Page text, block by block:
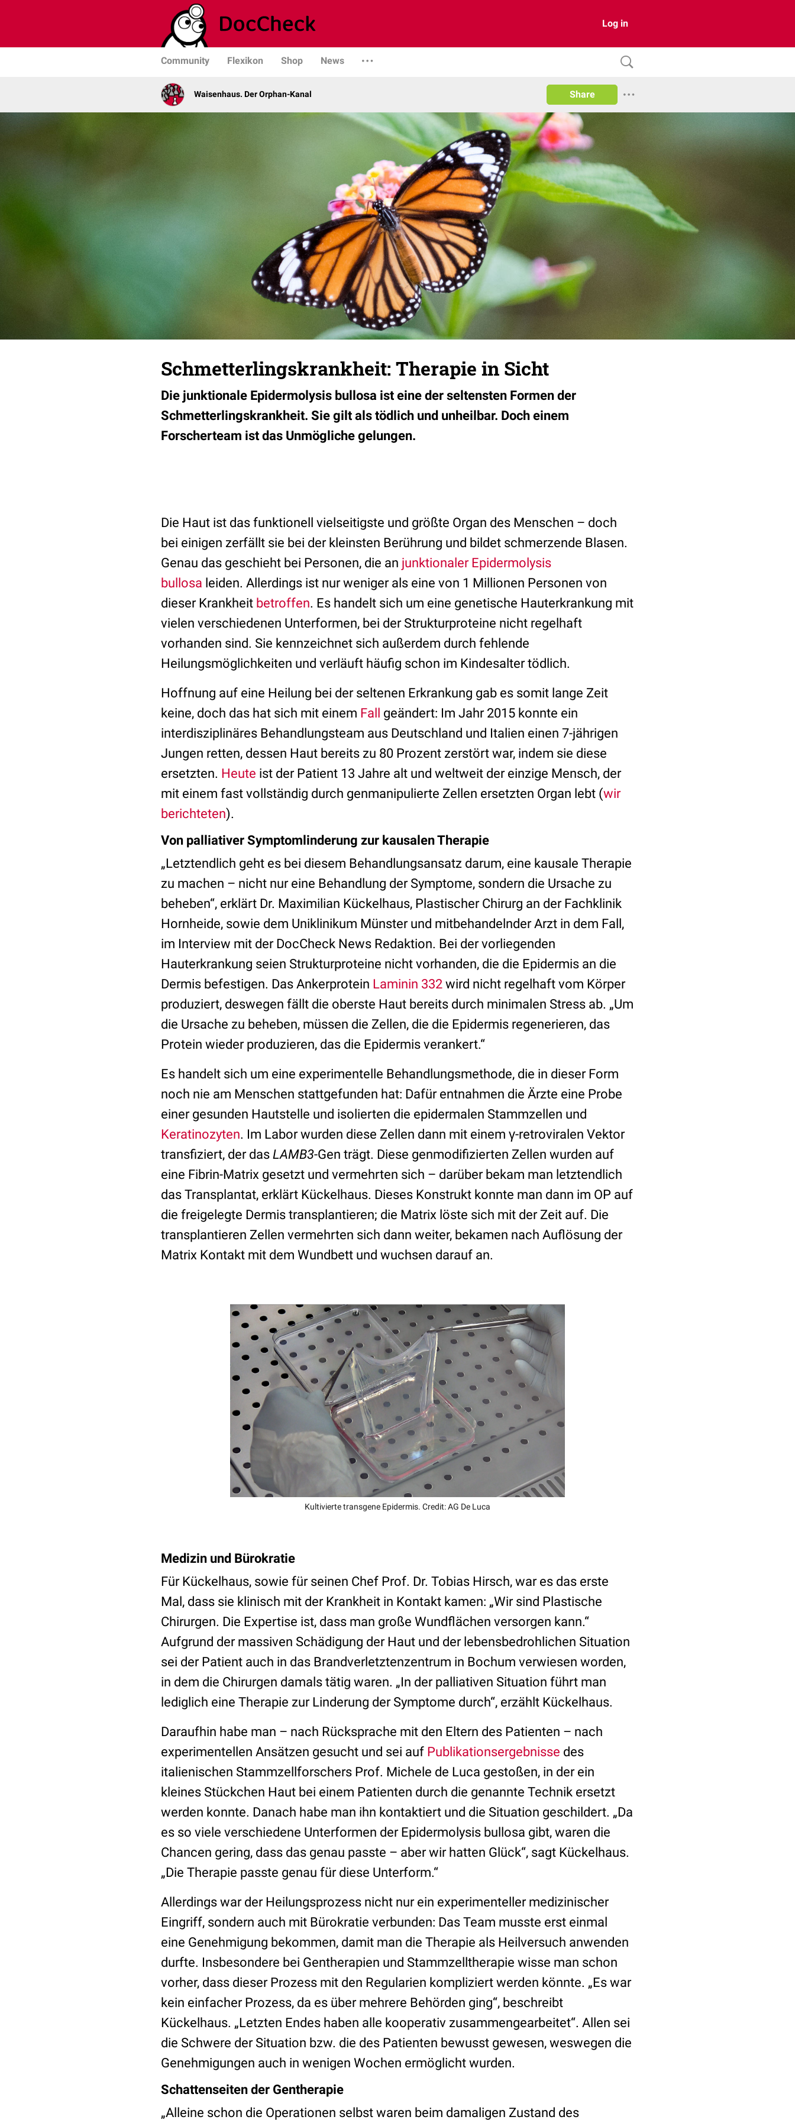
Log in
Community Flexikon Shop News
Waisenhaus. Der Orphan-Kanal Share
Schmetterlingskrankheit: Therapie in Sicht
Die junktionale Epidermolysis bullosa ist eine der seltensten Formen der
Schmetterlingskrankheit. Sie gilt als tödlich und unheilbar. Doch einem
Forscherteam ist das Unmögliche gelungen.
Die Haut ist das funktionell vielseitigste und größte Organ des Menschen – doch
bei einigen zerfällt sie bei der kleinsten Berührung und bildet schmerzende Blasen.
Genau das geschieht bei Personen, die an junktionaler Epidermolysis
bullosa leiden. Allerdings ist nur weniger als eine von 1 Millionen Personen von
dieser Krankheit betroffen. Es handelt sich um eine genetische Hauterkrankung mit
vielen verschiedenen Unterformen, bei der Strukturproteine nicht regelhaft
vorhanden sind. Sie kennzeichnet sich außerdem durch fehlende
Heilungsmöglichkeiten und verläuft häufig schon im Kindesalter tödlich.
Hoffnung auf eine Heilung bei der seltenen Erkrankung gab es somit lange Zeit
keine, doch das hat sich mit einem Fall geändert: Im Jahr 2015 konnte ein
interdisziplinäres Behandlungsteam aus Deutschland und Italien einen 7-jährigen
Jungen retten, dessen Haut bereits zu 80 Prozent zerstört war, indem sie diese
ersetzten. Heute ist der Patient 13 Jahre alt und weltweit der einzige Mensch, der
mit einem fast vollständig durch genmanipulierte Zellen ersetzten Organ lebt (wir
berichteten).
Von palliativer Symptomlinderung zur kausalen Therapie
„Letztendlich geht es bei diesem Behandlungsansatz darum, eine kausale Therapie
zu machen – nicht nur eine Behandlung der Symptome, sondern die Ursache zu
beheben“, erklärt Dr. Maximilian Kückelhaus, Plastischer Chirurg an der Fachklinik
Hornheide, sowie dem Uniklinikum Münster und mitbehandelnder Arzt in dem Fall,
im Interview mit der DocCheck News Redaktion. Bei der vorliegenden
Hauterkrankung seien Strukturproteine nicht vorhanden, die die Epidermis an die
Dermis befestigen. Das Ankerprotein Laminin 332 wird nicht regelhaft vom Körper
produziert, deswegen fällt die oberste Haut bereits durch minimalen Stress ab. „Um
die Ursache zu beheben, müssen die Zellen, die die Epidermis regenerieren, das
Protein wieder produzieren, das die Epidermis verankert.“
Es handelt sich um eine experimentelle Behandlungsmethode, die in dieser Form
noch nie am Menschen stattgefunden hat: Dafür entnahmen die Ärzte eine Probe
einer gesunden Hautstelle und isolierten die epidermalen Stammzellen und
Keratinozyten. Im Labor wurden diese Zellen dann mit einem γ-retroviralen Vektor
transfiziert, der das LAMB3-Gen trägt. Diese genmodifizierten Zellen wurden auf
eine Fibrin-Matrix gesetzt und vermehrten sich – darüber bekam man letztendlich
das Transplantat, erklärt Kückelhaus. Dieses Konstrukt konnte man dann im OP auf
die freigelegte Dermis transplantieren; die Matrix löste sich mit der Zeit auf. Die
transplantieren Zellen vermehrten sich dann weiter, bekamen nach Auflösung der
Matrix Kontakt mit dem Wundbett und wuchsen darauf an.
Kultivierte transgene Epidermis. Credit: AG De Luca
Medizin und Bürokratie
Für Kückelhaus, sowie für seinen Chef Prof. Dr. Tobias Hirsch, war es das erste
Mal, dass sie klinisch mit der Krankheit in Kontakt kamen: „Wir sind Plastische
Chirurgen. Die Expertise ist, dass man große Wundflächen versorgen kann.“
Aufgrund der massiven Schädigung der Haut und der lebensbedrohlichen Situation
sei der Patient auch in das Brandverletztenzentrum in Bochum verwiesen worden,
in dem die Chirurgen damals tätig waren. „In der palliativen Situation führt man
lediglich eine Therapie zur Linderung der Symptome durch“, erzählt Kückelhaus.
Daraufhin habe man – nach Rücksprache mit den Eltern des Patienten – nach
experimentellen Ansätzen gesucht und sei auf Publikationsergebnisse des
italienischen Stammzellforschers Prof. Michele de Luca gestoßen, in der ein
kleines Stückchen Haut bei einem Patienten durch die genannte Technik ersetzt
werden konnte. Danach habe man ihn kontaktiert und die Situation geschildert. „Da
es so viele verschiedene Unterformen der Epidermolysis bullosa gibt, waren die
Chancen gering, dass das genau passte – aber wir hatten Glück“, sagt Kückelhaus.
„Die Therapie passte genau für diese Unterform.“
Allerdings war der Heilungsprozess nicht nur ein experimenteller medizinischer
Eingriff, sondern auch mit Bürokratie verbunden: Das Team musste erst einmal
eine Genehmigung bekommen, damit man die Therapie als Heilversuch anwenden
durfte. Insbesondere bei Gentherapien und Stammzelltherapie wisse man schon
vorher, dass dieser Prozess mit den Regularien kompliziert werden könnte. „Es war
kein einfacher Prozess, da es über mehrere Behörden ging“, beschreibt
Kückelhaus. „Letzten Endes haben alle kooperativ zusammengearbeitet“. Allen sei
die Schwere der Situation bzw. die des Patienten bewusst gewesen, weswegen die
Genehmigungen auch in wenigen Wochen ermöglicht wurden.
Schattenseiten der Gentherapie
„Alleine schon die Operationen selbst waren beim damaligen Zustand des